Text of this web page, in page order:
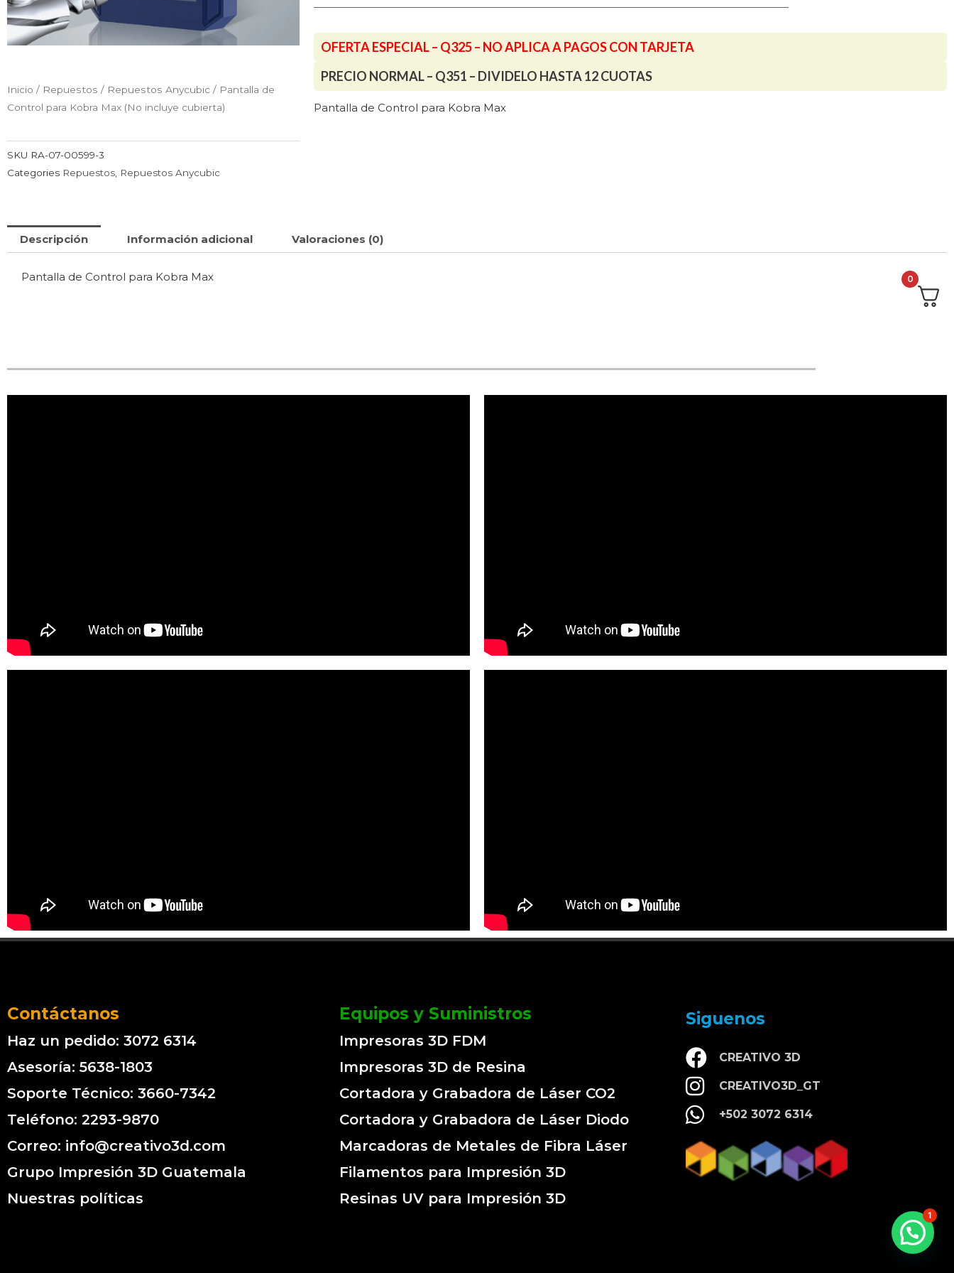
Inicio / Repuestos / Repuestos Anycubic / Pantalla de
Control para Kobra Max (No incluye cubierta)
SKU RA-07-00599-3
Categories Repuestos Repuestos Anycubic
OFERTA ESPECIAL – Q325 – NO APLICA A PAGOS CON TARJETA
PRECIO NORMAL – Q351 – DIVIDELO HASTA 12 CUOTAS
Pantalla de Control para Kobra Max
Descripción Información adicional Valoraciones (0)
Pantalla de Control para Kobra Max
Contáctanos
Haz un pedido: 3072 6314
Asesoría: 5638-1803
Soporte Técnico: 3660-7342
Teléfono: 2293-9870
Correo: info@creativo3d.com
Grupo Impresión 3D Guatemala
Nuestras políticas
Equipos y Suministros
Impresoras 3D FDM
Impresoras 3D de Resina
Cortadora y Grabadora de Láser CO2
Cortadora y Grabadora de Láser Diodo
Marcadoras de Metales de Fibra Láser
Filamentos para Impresión 3D
Resinas UV para Impresión 3D
Siguenos
CREATIVO 3D
CREATIVO3D_GT
+502 3072 6314
1
0